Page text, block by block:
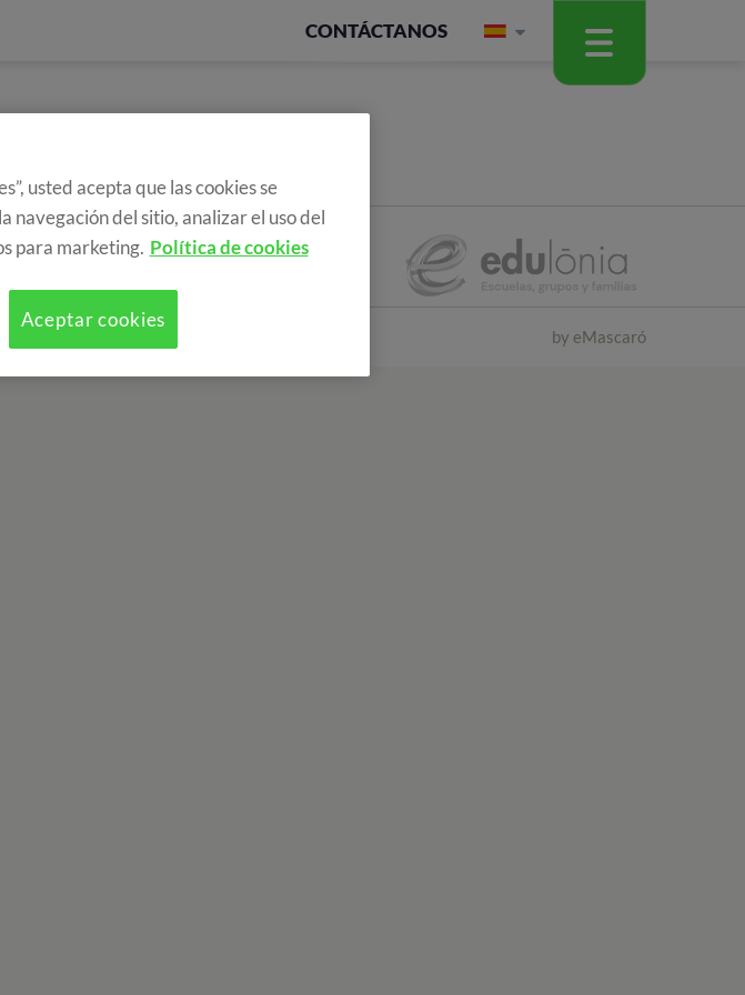
CONTÁCTANOS
by eMascaró
usted acepta que las cookies se
navegación del sitio, analizar el uso del
para marketing. Política de cookies
Aceptar cookies